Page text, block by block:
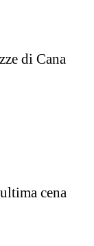
di Cana
cena